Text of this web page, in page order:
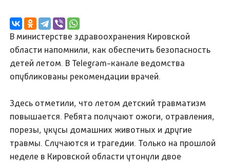
В министерстве здравоохранения Кировской
области напомнили, как обеспечить безопасность
детей летом. В Telegram-канале ведомства
опубликованы рекомендации врачей.
Здесь отметили, что летом детский травматизм
повышается. Ребята получают ожоги, отравления,
порезы, укусы домашних животных и другие
травмы. Случаются и трагедии. Только на прошлой
неделе в Кировской области утонули двое